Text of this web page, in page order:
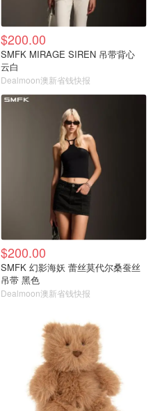
$200.00
SMFK MIRAGE SIREN 吊带背心
云白
Dealmoon澳新省钱快报
$200.00
SMFK 幻影海妖 蕾丝莫代尔桑蚕丝
吊带 黑色
Dealmoon澳新省钱快报